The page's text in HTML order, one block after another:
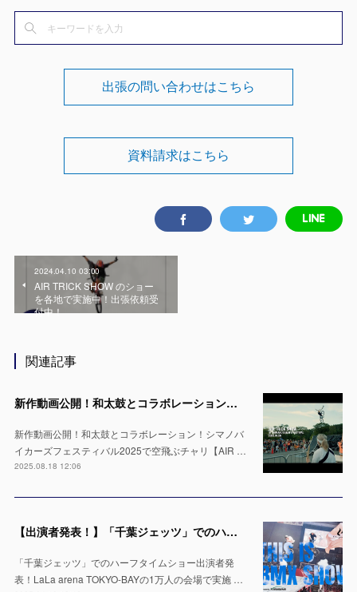
出張の問い合わせはこちら
資料請求はこちら
2024.04.10 03:00
AIR TRICK SHOW のショー
を各地で実施中！出張依頼受
付中！
関連記事
新作動画公開！和太鼓とコラボレーション！シマノバイカーズフェスティバル2025で空飛ぶチャリ【AIR TRICK SHOW】
新作動画公開！和太鼓とコラボレーション！シマノバ
イカーズフェスティバル2025で空飛ぶチャリ【AIR …
2025.08.18 12:06
【出演者発表！】「千葉ジェッツ」でのハーフタイムショー LaLa arena TOKYO-BAYの1万人の会場で実施 ※4月12日 & 13日
「千葉ジェッツ」でのハーフタイムショー出演者発
表！LaLa arena TOKYO-BAYの1万人の会場で実施 …